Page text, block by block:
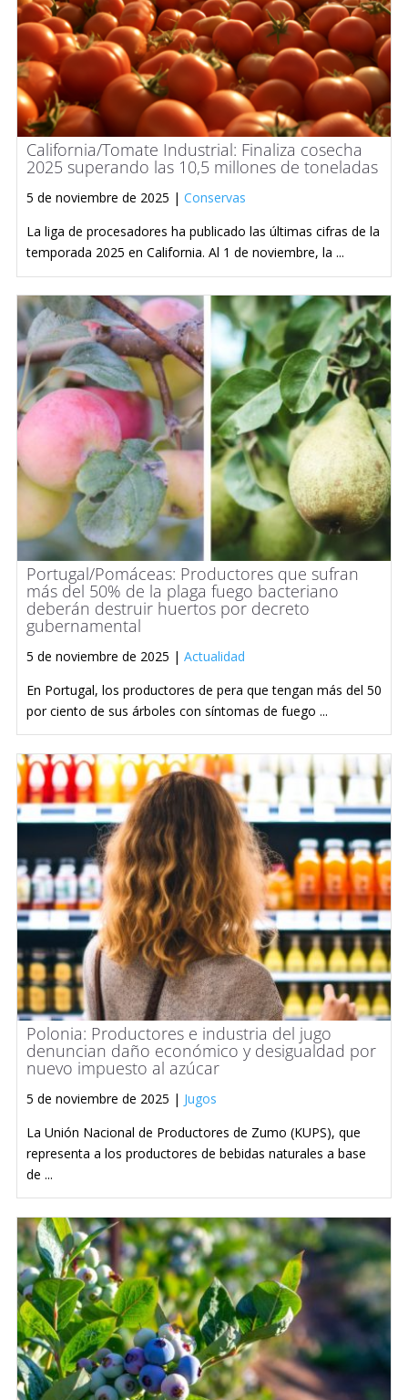
California/Tomate Industrial: Finaliza cosecha
2025 superando las 10,5 millones de toneladas
5 de noviembre de 2025 | Conservas
La liga de procesadores ha publicado las últimas cifras de la
temporada 2025 en California. Al 1 de noviembre, la ...
Portugal/Pomáceas: Productores que sufran
más del 50% de la plaga fuego bacteriano
deberán destruir huertos por decreto
gubernamental
5 de noviembre de 2025 | Actualidad
En Portugal, los productores de pera que tengan más del 50
por ciento de sus árboles con síntomas de fuego ...
Polonia: Productores e industria del jugo
denuncian daño económico y desigualdad por
nuevo impuesto al azúcar
5 de noviembre de 2025 | Jugos
La Unión Nacional de Productores de Zumo (KUPS), que
representa a los productores de bebidas naturales a base
de ...